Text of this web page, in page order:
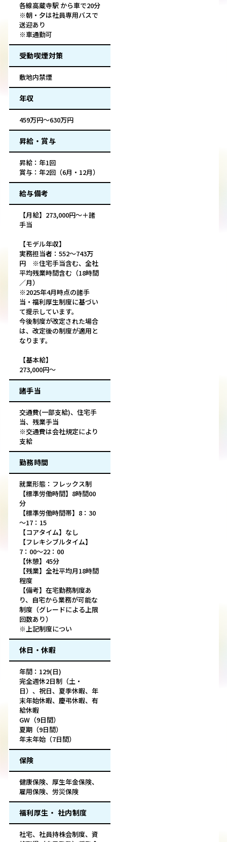
各線高蔵寺駅 から車で20分
※朝・夕は社員専用バスで
送迎あり
※車通勤可
受動喫煙対策
敷地内禁煙
年収
459万円～630万円
昇給・賞与
昇給：年1回
賞与：年2回（6月・12月）
給与備考
【月給】273,000円〜＋諸
手当
【モデル年収】
実務担当者：552〜743万
円 ※住宅手当含む、全社
平均残業時間含む（18時間
／月）
※2025年4月時点の諸手
当・福利厚生制度に基づい
て提示しています。
今後制度が改定された場合
は、改定後の制度が適用と
なります。
【基本給】
273,000円～
諸手当
交通費(一部支給)、住宅手
当、残業手当
※交通費は会社規定により
支給
勤務時間
就業形態：フレックス制
【標準労働時間】8時間00
分
【標準労働時間帯】8：30
～17：15
【コアタイム】なし
【フレキシブルタイム】
7：00～22：00
【休憩】45分
【残業】全社平均月18時間
程度
【備考】在宅勤務制度あ
り、自宅から業務が可能な
制度（グレードによる上限
回数あり）
※上記制度につい
休日・休暇
年間：129(日)
完全週休2日制（土・
日）、祝日、夏季休暇、年
末年始休暇、慶弔休暇、有
給休暇
GW（9日間）
夏期（9日間）
年末年始（7日間）
保険
健康保険、厚生年金保険、
雇用保険、労災保険
福利厚生・ 社内制度
社宅、社員持株会制度、資